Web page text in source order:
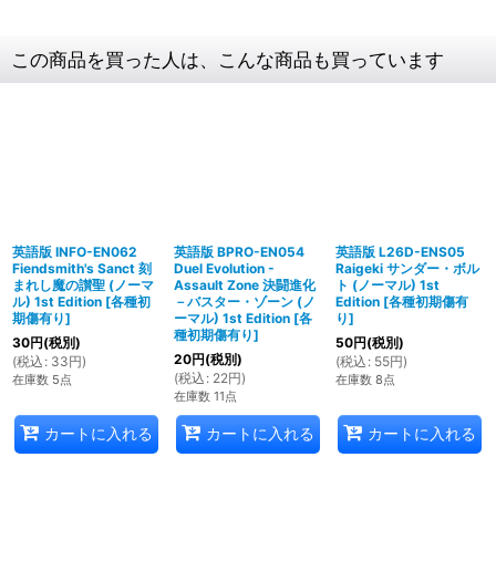
この商品を買った人は、こんな商品も買っています
英語版 INFO-EN062
Fiendsmith's Sanct 刻
まれし魔の讃聖 (ノーマ
ル) 1st Edition [各種初
期傷有り]
30円(税別)
(税込 : 33円)
在庫数 5点
カートに入れる
英語版 BPRO-EN054
Duel Evolution -
Assault Zone 決闘進化
－バスター・ゾーン (ノ
ーマル) 1st Edition [各
種初期傷有り]
20円(税別)
(税込 : 22円)
在庫数 11点
カートに入れる
英語版 L26D-ENS05
Raigeki サンダー・ボル
ト (ノーマル) 1st
Edition [各種初期傷有
り]
50円(税別)
(税込 : 55円)
在庫数 8点
カートに入れる